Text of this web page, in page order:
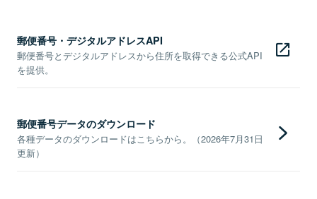
郵便番号・デジタルアドレスAPI
郵便番号とデジタルアドレスから住所を取得できる公式API
を提供。
郵便番号データのダウンロード
各種データのダウンロードはこちらから。（2026年7月31日
更新）